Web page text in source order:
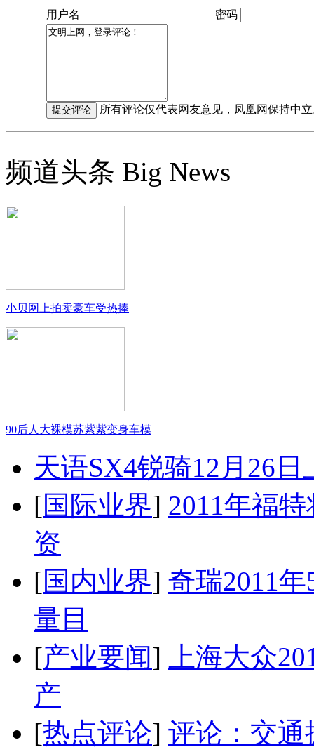
用户名
密码
所有评论仅代表网友意见，凤凰网保持中
频道头条 Big News
小贝网上拍卖豪车受热捧
90后人大裸模苏紫紫变身车模
天语SX4锐骑12月26
[国际业界] 2011年福
资
[国内业界] 奇瑞2011
量目
[产业要闻]
上海大众
产
[热点评论] 评论：交通